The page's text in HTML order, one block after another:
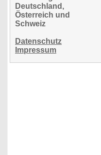
Deutschland,
Österreich und
Schweiz
Datenschutz
Impressum